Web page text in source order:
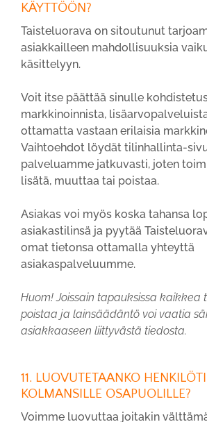
KÄYTTÖÖN?
Taisteluorava on sitoutunut
asiakkailleen mahdollisuuksia
käsittelyyn.
Voit itse päättää sinulle
markkinoinnista,
ottamatta vastaan erilaisia
Vaihtoehdot löydät tilinhallinta-
palveluamme jatkuvasti, joten
lisätä, muuttaa tai poistaa.
Asiakas voi myös koska tahansa
asiakastilinsä ja pyytää
omat tietonsa ottamalla yhteyttä
asiakaspalveluumme.
Huom! Joissain tapauksissa kaikkea
poistaa ja lainsäädäntö voi vaatia
asiakkaaseen liittyvästä tiedosta.
11. LUOVUTETAANKO
KOLMANSILLE OSAPUOLILLE?
Voimme luovuttaa joitakin